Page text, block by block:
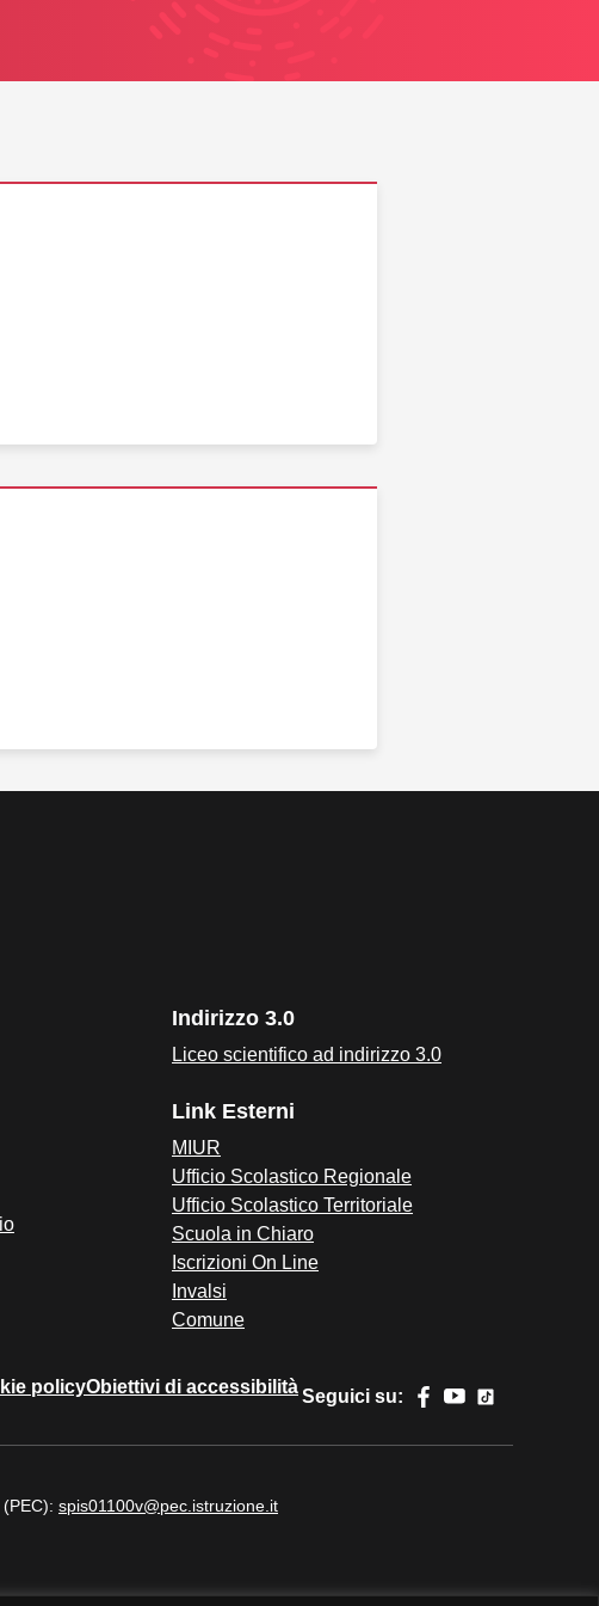
Indirizzo 3.0
Liceo scientifico ad indirizzo 3.0
Link Esterni
MIUR
Ufficio Scolastico Regionale
Ufficio Scolastico Territoriale
Scuola in Chiaro
Iscrizioni On Line
Invalsi
Comune
policyObiettivi di accessibilitàSeguici su:
spis01100v@pec.istruzione.it